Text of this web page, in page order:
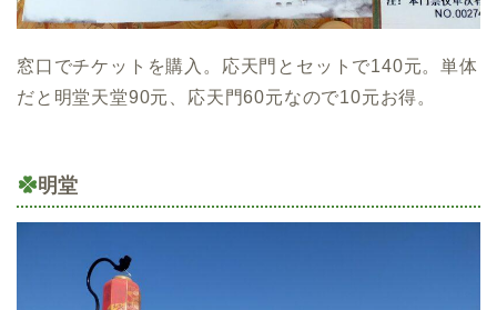
窓口でチケットを購入。応天門とセットで140元。単体
だと明堂天堂90元、応天門60元なので10元お得。
明堂